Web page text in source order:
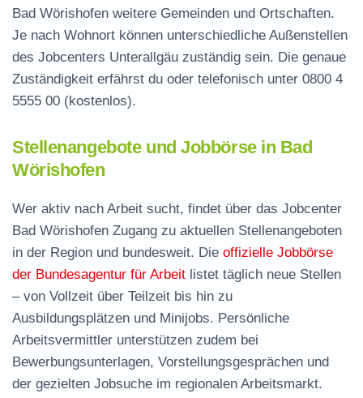
Bad Wörishofen weitere Gemeinden und Ortschaften.
Je nach Wohnort können unterschiedliche Außenstellen
des Jobcenters Unterallgäu zuständig sein. Die genaue
Zuständigkeit erfährst du oder telefonisch unter 0800 4
5555 00 (kostenlos).
Stellenangebote und Jobbörse in Bad
Wörishofen
Wer aktiv nach Arbeit sucht, findet über das Jobcenter
Bad Wörishofen Zugang zu aktuellen Stellenangeboten
in der Region und bundesweit. Die offizielle Jobbörse
der Bundesagentur für Arbeit listet täglich neue Stellen
– von Vollzeit über Teilzeit bis hin zu
Ausbildungsplätzen und Minijobs. Persönliche
Arbeitsvermittler unterstützen zudem bei
Bewerbungsunterlagen, Vorstellungsgesprächen und
der gezielten Jobsuche im regionalen Arbeitsmarkt.